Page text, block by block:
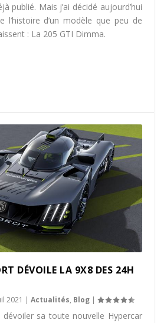
publié. Mais j’ai décidé aujourd’hui
l’histoire d’un modèle que peu de
: La 205 GTI Dimma.
DÉVOILE LA 9X8 DES 24H
2021 |Actualités, Blog |
sa toute nouvelle Hypercar